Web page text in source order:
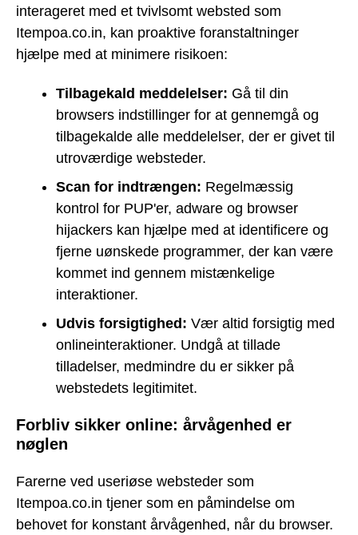
interageret med et tvivlsomt websted som
Itempoa.co.in, kan proaktive foranstaltninger
hjælpe med at minimere risikoen:
Tilbagekald meddelelser: Gå til din
browsers indstillinger for at gennemgå og
tilbagekalde alle meddelelser, der er givet til
utroværdige websteder.
Scan for indtrængen: Regelmæssig
kontrol for PUP'er, adware og browser
hijackers kan hjælpe med at identificere og
fjerne uønskede programmer, der kan være
kommet ind gennem mistænkelige
interaktioner.
Udvis forsigtighed: Vær altid forsigtig med
onlineinteraktioner. Undgå at tillade
tilladelser, medmindre du er sikker på
webstedets legitimitet.
Forbliv sikker online: årvågenhed er
nøglen
Farerne ved useriøse websteder som
Itempoa.co.in tjener som en påmindelse om
behovet for konstant årvågenhed, når du browser.